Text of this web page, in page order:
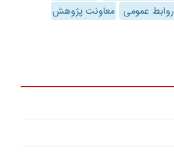
روابط عمومی معاونت پژوهش